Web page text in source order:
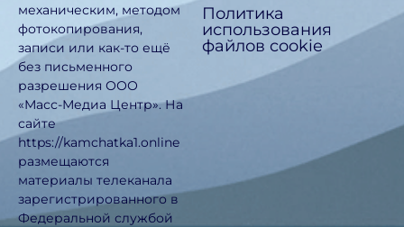
механическим, методом
фотокопирования,
записи или как-то ещё
без письменного
разрешения ООО
«Масс-Медиа Центр». На
сайте
https://kamchatka1.online
размещаются
материалы телеканала
зарегистрированного в
Федеральной службой
Политика
использования
файлов cookie